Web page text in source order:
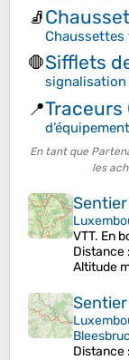
🧦
🛑Sifflets
signalisation
📍Traceurs
d’équipement
En tant que
les
VTT. En
Distance
Altitude
Distance